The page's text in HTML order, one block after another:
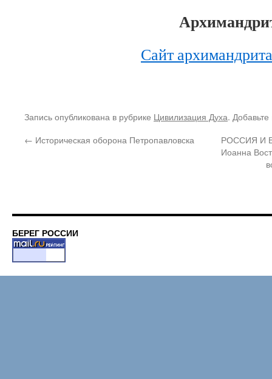
Сайт
Запись опубликована в рубрике Цивилизация Духа.
← Историческая оборона Петропавловска
РОССИЯ И
Иоанна
БЕРЕГ РОССИИ